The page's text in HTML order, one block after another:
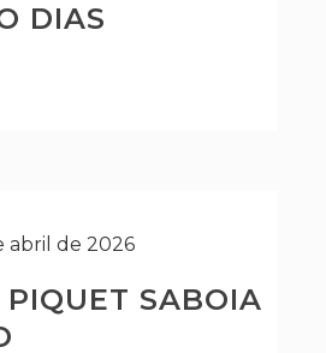
DIAS
abril de 2026
PIQUET SABOIA